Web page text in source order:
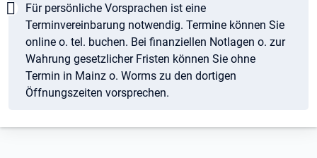
Für persönliche Vorsprachen ist eine
Terminvereinbarung notwendig. Termine können Sie
online o. tel. buchen. Bei finanziellen Notlagen o. zur
Wahrung gesetzlicher Fristen können Sie ohne
Termin in Mainz o. Worms zu den dortigen
Öffnungszeiten vorsprechen.